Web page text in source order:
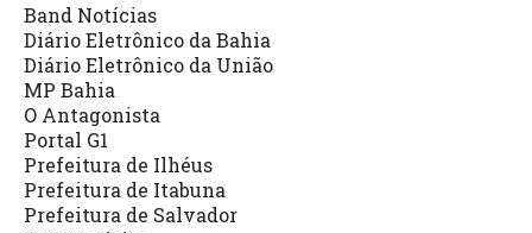
Band Notícias
Diário Eletrônico da Bahia
Diário Eletrônico da União
MP Bahia
O Antagonista
Portal G1
Prefeitura de Ilhéus
Prefeitura de Itabuna
Prefeitura de Salvador